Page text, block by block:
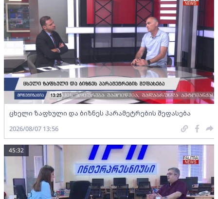
ცხელი ზაფხული და ბიზნეს პარამეტრების შეფასება
2026/08/07 13:56
45:32